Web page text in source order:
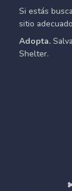
Si estás
sitio
Adopta.
Shelter.